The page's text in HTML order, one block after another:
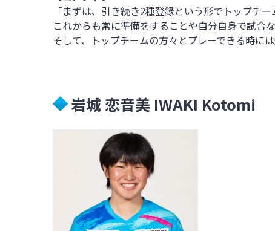
「まずは、引き続き2種登録という形でトップチ
これからも常に準備をすることや自分自身で試合
そして、トップチームの方々とプレーできる時には
岩城 恋音美 IWAKI Kotomi